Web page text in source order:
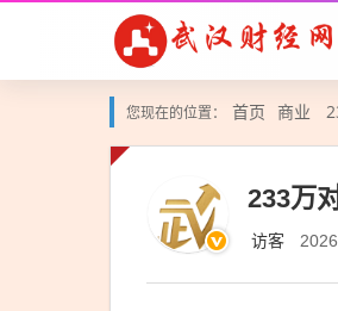
您现在的位置： 首页 商业
233万
访客